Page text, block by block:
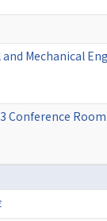
Mechanical